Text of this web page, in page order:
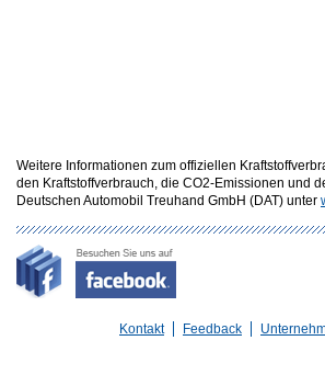
Weitere Informationen zum offiziellen
den Kraftstoffverbrauch, die CO2-Emissionen und
Deutschen Automobil Treuhand GmbH (DAT) unter
Kontakt Feedback